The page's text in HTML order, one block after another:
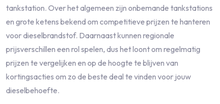
tankstation. Over het algemeen zijn onbemande tankstations
en grote ketens bekend om competitieve prijzen te hanteren
voor dieselbrandstof. Daarnaast kunnen regionale
prijsverschillen een rol spelen, dus het loont om regelmatig
prijzen te vergelijken en op de hoogte te blijven van
kortingsacties om zo de beste deal te vinden voor jouw
dieselbehoefte.